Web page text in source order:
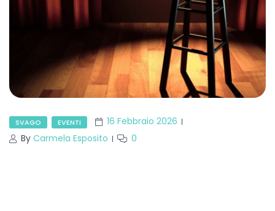
SVAGO EVENTI
16 Febbraio 2026
By Carmela Esposito 0